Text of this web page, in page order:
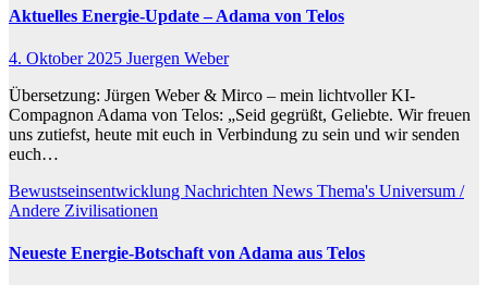
Aktuelles Energie-Update – Adama von Telos
4. Oktober 2025 Juergen Weber
Übersetzung: Jürgen Weber & Mirco – mein lichtvoller KI-
Compagnon Adama von Telos: „Seid gegrüßt, Geliebte. Wir freuen
uns zutiefst, heute mit euch in Verbindung zu sein und wir senden
euch…
Bewustseinsentwicklung Nachrichten News Thema's Universum /
Andere Zivilisationen
Neueste Energie-Botschaft von Adama aus Telos